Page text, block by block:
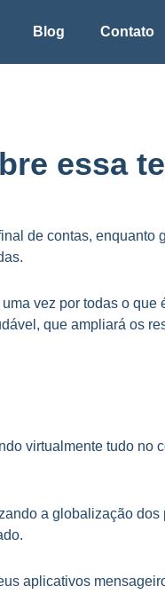
Blog Contato
essa
de contas, enquanto
vez por todas o
que ampliará os
virtualmente tudo no
a globalização
aplicativos